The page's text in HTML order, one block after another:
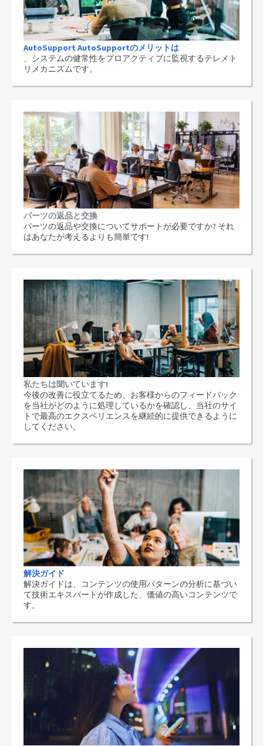
AutoSupport AutoSupportのメリットは
、システムの健常性をプロアクティブに監視するテレメト
リメカニズムです。
パーツの返品と交換
パーツの返品や交換についてサポートが必要ですか? それ
はあなたが考えるよりも簡単です!
私たちは聞いています!
今後の改善に役立てるため、お客様からのフィードバック
を当社がどのように処理しているかを確認し、当社のサイ
トで最高のエクスペリエンスを継続的に提供できるように
してください。
解決ガイド
解決ガイドは、コンテンツの使用パターンの分析に基づい
て技術エキスパートが作成した、価値の高いコンテンツで
す。